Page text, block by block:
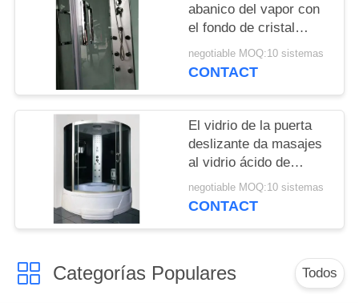
abanico del vapor con
el fondo de cristal
blanco 900X900m m
negotiable MOQ:10 sistemas
CONTACT
El vidrio de la puerta
deslizante da masajes
al vidrio ácido de
acabado del sitio de
ducha del vapor
negotiable MOQ:10 sistemas
CONTACT
Categorías Populares Todos